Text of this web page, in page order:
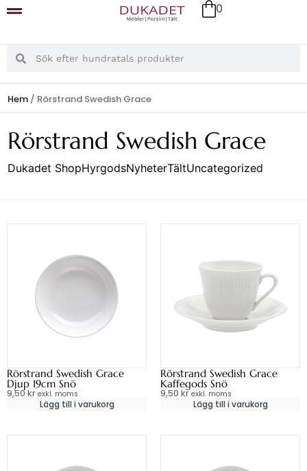
0
Hem / Rörstrand Swedish Grace
Rörstrand Swedish Grace
Dukadet ShopHyrgodsNyheterTältUncategorized
Rörstrand Swedish Grace
Djup 19cm Snö
9,50kr exkl. moms
Lägg till i varukorg
Rörstrand Swedish Grace
Kaffegods Snö
9,50 kr exkl. moms
Lägg till i varukorg